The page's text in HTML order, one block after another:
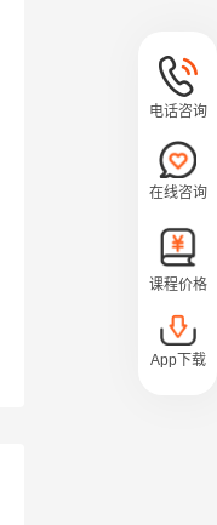
电话咨询
在线咨询
课程价格
App下载